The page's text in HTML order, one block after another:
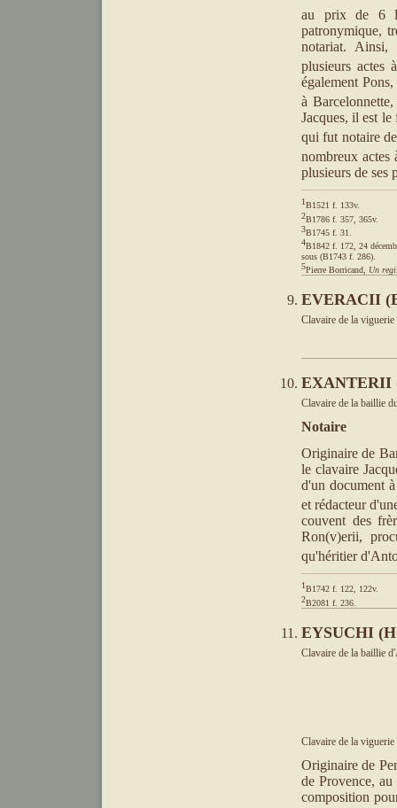
au prix de 6
patronymique,
notariat. Ainsi,
plusieurs actes
également
à
Jacques, il est
qui fut notaire
nombreux actes
plusieurs de ses
1
2
3
4B1842 f. 172, 24
5Pierre Borricand, Un
EVERACII
Clavaire de la
EXANTERII
Clavaire de la baillie
Notaire
Originaire de
le clavaire
d'un document
et rédacteur
couvent des
Ron(v)erii,
qu'héritier
1
2B2081 f. 236.
EYSUCHI
Clavaire de la baillie
Clavaire de la viguerie
Originaire de
de Provence,
composition